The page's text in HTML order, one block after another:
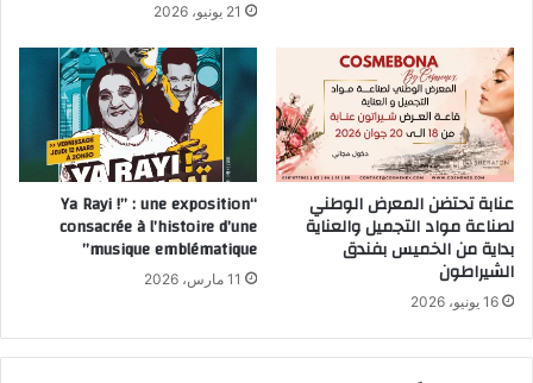
21 يونيو، 2026
عنابة تحتضن المعرض الوطني
لصناعة مواد التجميل والعناية
بداية من الخميس بفندق
الشيراطون
16 يونيو، 2026
“Ya Rayi !” : une exposition
consacrée à l’histoire d’une
musique emblématique”
11 مارس، 2026